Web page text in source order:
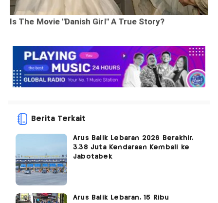
Berita Terkait
Arus Balik Lebaran 2026 Berakhir,
3,38 Juta Kendaraan Kembali ke
Jabotabek
Arus Balik Lebaran, 15 Ribu